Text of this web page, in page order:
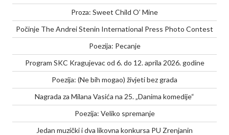
Proza: Sweet Child O’ Mine
Počinje The Andrei Stenin International Press Photo Contest
Poezija: Pecanje
Program SKC Kragujevac od 6. do 12. aprila 2026. godine
Poezija: (Ne bih mogao) živjeti bez grada
Nagrada za Milana Vasića na 25. „Danima komedije“
Poezija: Veliko spremanje
Jedan muzički i dva likovna konkursa PU Zrenjanin